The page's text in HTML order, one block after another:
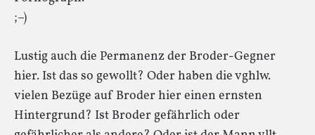
;–)
Lustig auch die Permanenz der Broder-Gegner
hier. Ist das so gewollt? Oder haben die vghlw.
vielen Bezüge auf Broder hier einen ernsten
Hintergrund? Ist Broder gefährlich oder